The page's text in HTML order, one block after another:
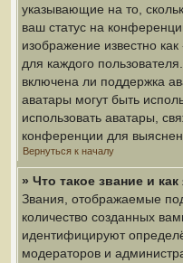
указывающие на то,
ваш статус на
изображение известно
для каждого
включена ли поддержка
аватары могут быть
использовать аватары,
конференции для
Вернуться к началу
» Что такое звание и
Звания, отображаемые
количество созданных
идентифицируют
модераторов и